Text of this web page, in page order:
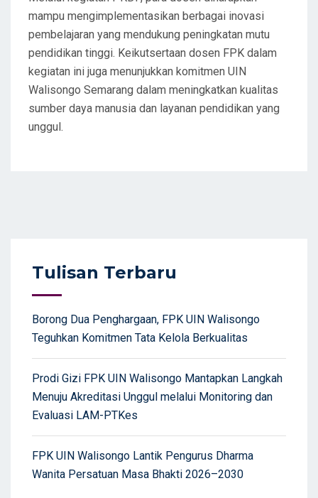
mampu mengimplementasikan berbagai inovasi
pembelajaran yang mendukung peningkatan mutu
pendidikan tinggi. Keikutsertaan dosen FPK dalam
kegiatan ini juga menunjukkan komitmen UIN
Walisongo Semarang dalam meningkatkan kualitas
sumber daya manusia dan layanan pendidikan yang
unggul.
Tulisan Terbaru
Borong Dua Penghargaan, FPK UIN Walisongo
Teguhkan Komitmen Tata Kelola Berkualitas
Prodi Gizi FPK UIN Walisongo Mantapkan Langkah
Menuju Akreditasi Unggul melalui Monitoring dan
Evaluasi LAM-PTKes
FPK UIN Walisongo Lantik Pengurus Dharma
Wanita Persatuan Masa Bhakti 2026–2030